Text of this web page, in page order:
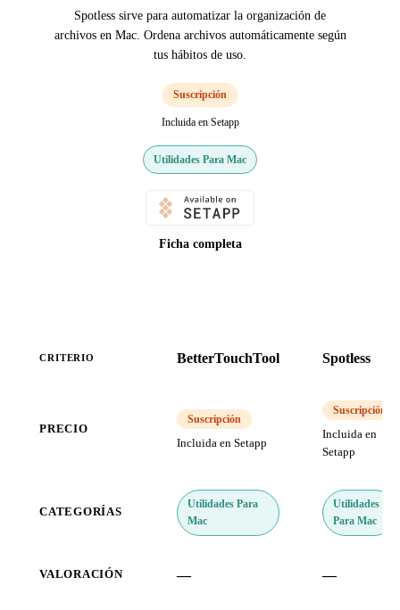
Spotless sirve para automatizar la organización de
archivos en Mac. Ordena archivos automáticamente según
tus hábitos de uso.
Suscripción
Incluida en Setapp
Utilidades Para Mac
Ficha completa
CRITERIO BetterTouchTool Spotless
PRECIO
Suscripción
Incluida en Setapp
Suscripción
Incluida en
Setapp
CATEGORÍAS
Utilidades Para
Mac
Utilidades
Para Mac
VALORACIÓN — —